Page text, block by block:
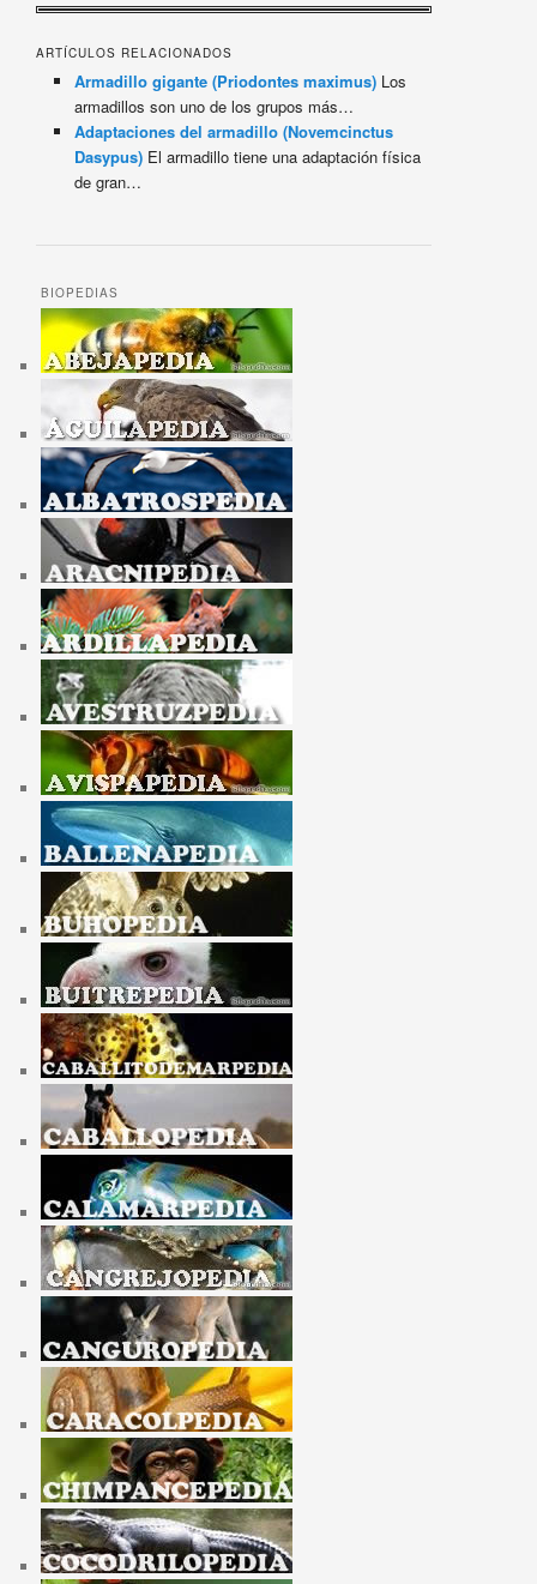
ARTÍCULOS RELACIONADOS
Armadillo gigante (Priodontes maximus) Los
armadillos son uno de los grupos más…
Adaptaciones del armadillo (Novemcinctus
Dasypus) El armadillo tiene una adaptación física
de gran…
BIOPEDIAS